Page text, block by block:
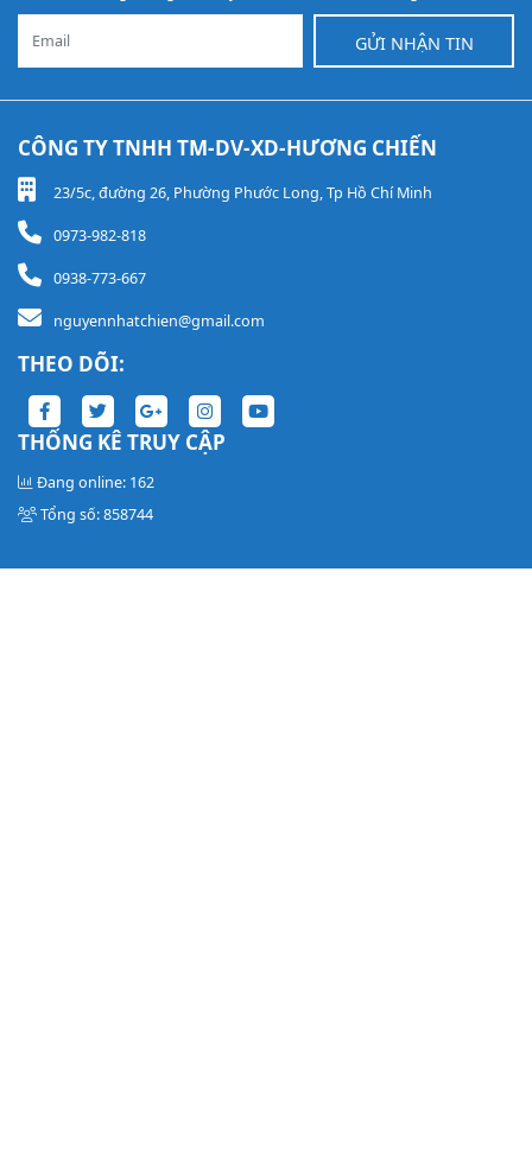
GỬI NHẬN TIN
CÔNG TY TNHH TM-DV-XD-HƯƠNG CHIẾN
23/5c, đường 26, Phường Phước Long, Tp Hồ Chí Minh
0973-982-818
0938-773-667
nguyennhatchien@gmail.com
THEO DÕI:
THỐNG KÊ TRUY CẬP
Đang online: 162
Tổng số: 858744